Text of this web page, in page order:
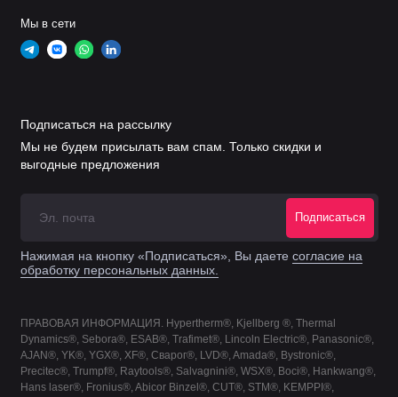
Мы в сети
Подписаться на рассылку
Мы не будем присылать вам спам. Только скидки и
выгодные предложения
Подписаться
Нажимая на кнопку «Подписаться», Вы даете согласие на
обработку персональных данных.
ПРАВОВАЯ ИНФОРМАЦИЯ. Hypertherm®, Kjellberg ®, Thermal
Dynamics®, Sebora®, ESAB®, Trafimet®, Lincoln Electric®, Panasonic®,
AJAN®, YK®, YGX®, XF®, Сварог®, LVD®, Amada®, Bystronic®,
Precitec®, Trumpf®, Raytools®, Salvagnini®, WSX®, Boci®, Hankwang®,
Hans laser®, Fronius®, Abicor Binzel®, CUT®, STM®, KEMPPI®,